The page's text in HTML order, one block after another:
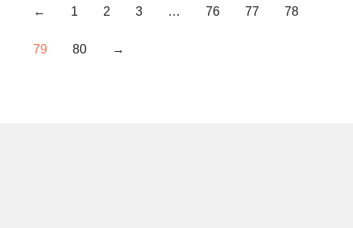
← 1 2 3 … 76 77 78
79 80 →